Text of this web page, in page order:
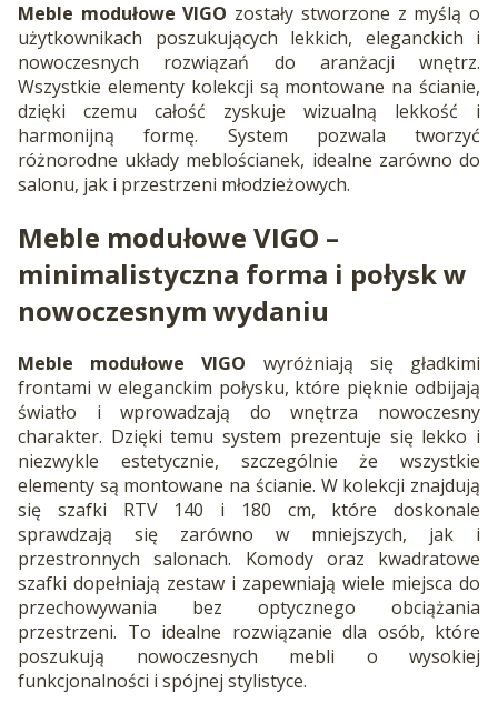
Meble modułowe VIGO zostały stworzone z myślą o
użytkownikach poszukujących lekkich, eleganckich i
nowoczesnych rozwiązań do aranżacji wnętrz.
Wszystkie elementy kolekcji są montowane na ścianie,
dzięki czemu całość zyskuje wizualną lekkość i
harmonijną formę. System pozwala tworzyć
różnorodne układy meblościanek, idealne zarówno do
salonu, jak i przestrzeni młodzieżowych.
Meble modułowe VIGO –
minimalistyczna forma i połysk w
nowoczesnym wydaniu
Meble modułowe VIGO wyróżniają się gładkimi
frontami w eleganckim połysku, które pięknie odbijają
światło i wprowadzają do wnętrza nowoczesny
charakter. Dzięki temu system prezentuje się lekko i
niezwykle estetycznie, szczególnie że wszystkie
elementy są montowane na ścianie. W kolekcji znajdują
się szafki RTV 140 i 180 cm, które doskonale
sprawdzają się zarówno w mniejszych, jak i
przestronnych salonach. Komody oraz kwadratowe
szafki dopełniają zestaw i zapewniają wiele miejsca do
przechowywania bez optycznego obciążania
przestrzeni. To idealne rozwiązanie dla osób, które
poszukują nowoczesnych mebli o wysokiej
funkcjonalności i spójnej stylistyce.